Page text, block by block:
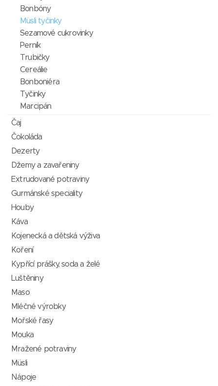
Bonbóny
Müsli tyčinky
Sezamové cukrovinky
Perník
Trubičky
Cereálie
Bonboniéra
Tyčinky
Marcipán
Čaj
Čokoláda
Dezerty
Džemy a zavařeniny
Extrudované potraviny
Gurmánské speciality
Houby
Káva
Kojenecká a dětská výživa
Koření
Kypřící prášky, soda a želé
Luštěniny
Maso
Mléčné výrobky
Mořské řasy
Mouka
Mražené potraviny
Müsli
Nápoje